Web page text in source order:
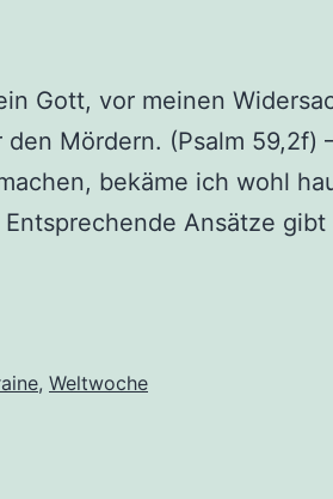
Gott, vor meinen
Mördern. (Psalm 59,2f)
bekäme ich wohl
Ansätze
, Weltwoche